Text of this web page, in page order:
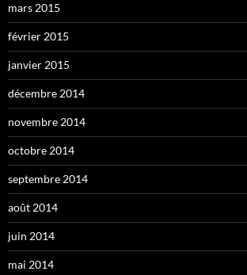
mars 2015
février 2015
janvier 2015
décembre 2014
novembre 2014
octobre 2014
septembre 2014
août 2014
juin 2014
mai 2014